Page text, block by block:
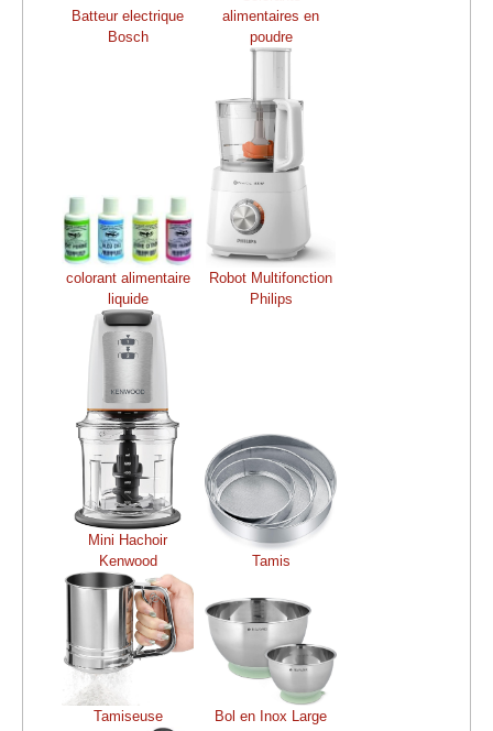
Batteur electrique
Bosch
alimentaires en
poudre
colorant alimentaire
liquide
Robot Multifonction
Philips
Mini Hachoir
Kenwood
Tamis
Tamiseuse Bol en Inox Large